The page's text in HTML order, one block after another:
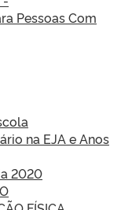
Pessoas Com
na EJA e Anos
2020